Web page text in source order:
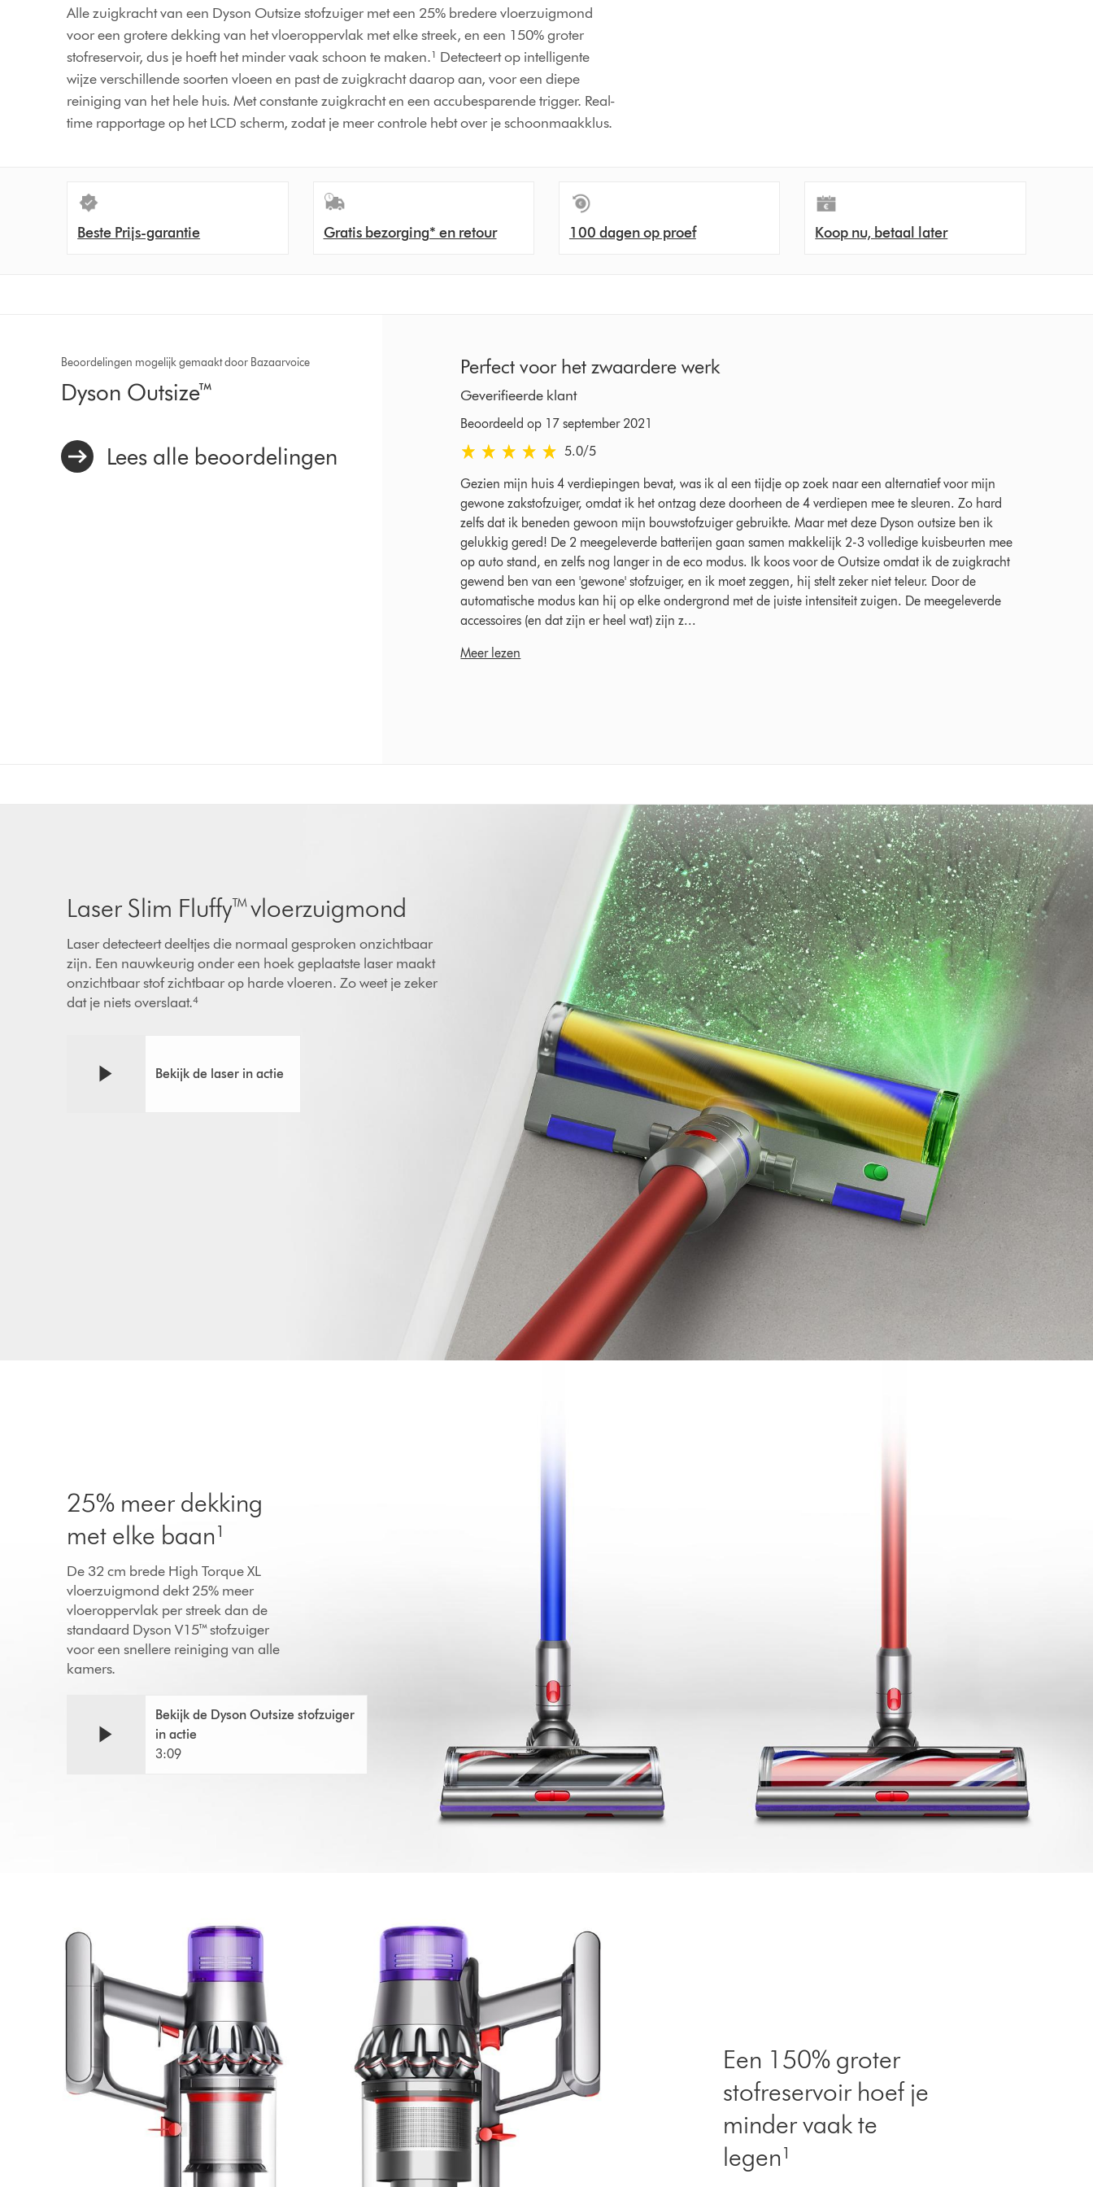
Alle zuigkracht van een Dyson Outsize stofzuiger met een 25% bredere vloerzuigmond
voor een grotere dekking van het vloeroppervlak met elke streek, en een 150% groter
stofreservoir, dus je hoeft het minder vaak schoon te maken.¹ Detecteert op intelligente
wijze verschillende soorten vloeen en past de zuigkracht daarop aan, voor een diepe
reiniging van het hele huis. Met constante zuigkracht en een accubesparende trigger. Real-
time rapportage op het LCD scherm, zodat je meer controle hebt over je schoonmaakklus.
Beste Prijs-garantie Gratis bezorging* en retour 100 dagen op proef Koop nu, betaal later
Beoordelingen mogelijk gemaakt door Bazaarvoice
Dyson Outsize™
Lees alle beoordelingen
Perfect voor het zwaardere werk
Geverifieerde klant
Beoordeeld op 17 september 2021
5.0 sterren van 5 van Beoordeeld op 17 september 2021 Ratings
5.0/5
Gezien mijn huis 4 verdiepingen bevat, was ik al een tijdje op zoek naar een alternatief voor mijn
gewone zakstofzuiger, omdat ik het ontzag deze doorheen de 4 verdiepen mee te sleuren. Zo hard
zelfs dat ik beneden gewoon mijn bouwstofzuiger gebruikte. Maar met deze Dyson outsize ben ik
gelukkig gered! De 2 meegeleverde batterijen gaan samen makkelijk 2-3 volledige kuisbeurten mee
op auto stand, en zelfs nog langer in de eco modus. Ik koos voor de Outsize omdat ik de zuigkracht
gewend ben van een 'gewone' stofzuiger, en ik moet zeggen, hij stelt zeker niet teleur. Door de
automatische modus kan hij op elke ondergrond met de juiste intensiteit zuigen. De meegeleverde
accessoires (en dat zijn er heel wat) zijn z...
Meer lezen
Laser Slim Fluffy™ vloerzuigmond
Laser detecteert deeltjes die normaal gesproken onzichtbaar
zijn. Een nauwkeurig onder een hoek geplaatste laser maakt
onzichtbaar stof zichtbaar op harde vloeren. Zo weet je zeker
dat je niets overslaat.⁴
Bekijk de laser in actie
25% meer dekking
met elke baan¹
De 32 cm brede High Torque XL
vloerzuigmond dekt 25% meer
vloeroppervlak per streek dan de
standaard Dyson V15™ stofzuiger
voor een snellere reiniging van alle
kamers.
Bekijk de Dyson Outsize stofzuiger
in actie
3:09
Een 150% groter
stofreservoir hoef je
minder vaak te
legen¹